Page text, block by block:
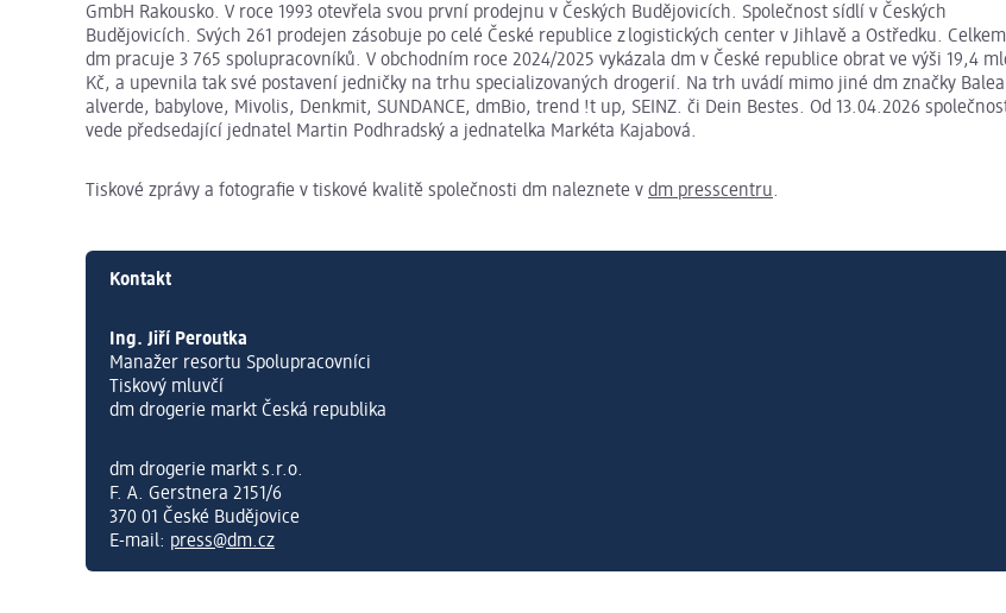
GmbH Rakousko. V roce 1993 otevřela svou první prodejnu v Českých Budějovicích. Společnost sídlí v Českých
Budějovicích. Svých 261 prodejen zásobuje po celé České republice z logistických center v Jihlavě a Ostředku.
dm pracuje 3 765 spolupracovníků. V obchodním roce 2024/2025 vykázala dm v České republice obrat ve výši 19,4
Kč, a upevnila tak své postavení jedničky na trhu specializovaných drogerií. Na trh uvádí mimo jiné dm značky
alverde, babylove, Mivolis, Denkmit, SUNDANCE, dmBio, trend !t up, SEINZ. či Dein Bestes. Od 13.04.2026
vede předsedající jednatel Martin Podhradský a jednatelka Markéta Kajabová.
Tiskové zprávy a fotografie v tiskové kvalitě společnosti dm naleznete v dm presscentru.
Kontakt
Ing. Jiří Peroutka
Manažer resortu Spolupracovníci
Tiskový mluvčí
dm drogerie markt Česká republika
dm drogerie markt s.r.o.
F. A. Gerstnera 2151/6
370 01 České Budějovice
E-mail: press@dm.cz